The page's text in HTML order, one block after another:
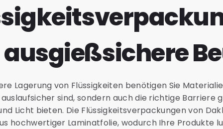
Lagerung von Flüssigkeiten benötigen Sie
sind, sondern auch die richtige Barriere
Licht bieten. Die Flüssigkeitsverpackungen von
hochwertiger Laminatfolie, wodurch Ihre Produkte